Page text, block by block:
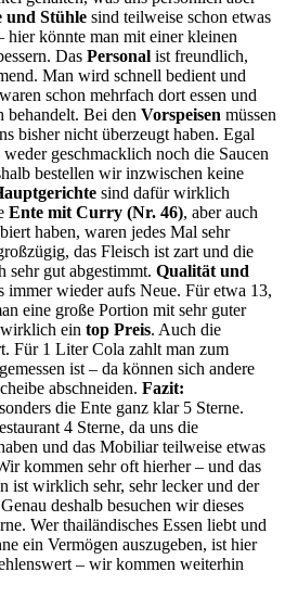
und Stühle sind teilweise schon etwas
hier könnte man mit einer kleinen
Das Personal ist freundlich,
Man wird schnell bedient und
schon mehrfach dort essen und
behandelt. Bei den Vorspeisen müssen
bisher nicht überzeugt haben. Egal
geschmacklich noch die Saucen
bestellen wir inzwischen keine
sind dafür wirklich
Ente mit Curry (Nr. 46), aber auch
haben, waren jedes Mal sehr
das Fleisch ist zart und die
sehr gut abgestimmt. Qualität und
immer wieder aufs Neue. Für etwa 13,
eine große Portion mit sehr guter
ein top Preis. Auch die
Für 1 Liter Cola zahlt man zum
ist – da können sich andere
abschneiden. Fazit:
die Ente ganz klar 5 Sterne.
4 Sterne, da uns die
und das Mobiliar teilweise etwas
kommen sehr oft hierher – und das
ist wirklich sehr, sehr lecker und der
deshalb besuchen wir dieses
Wer thailändisches Essen liebt und
ein Vermögen auszugeben, ist hier
– wir kommen weiterhin